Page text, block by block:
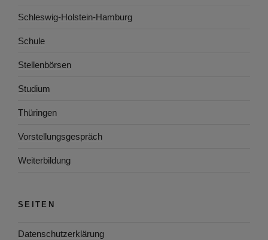
Schleswig-Holstein-Hamburg
Schule
Stellenbörsen
Studium
Thüringen
Vorstellungsgespräch
Weiterbildung
SEITEN
Datenschutzerklärung